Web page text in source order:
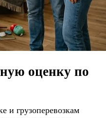
оценку по
и грузоперевозкам